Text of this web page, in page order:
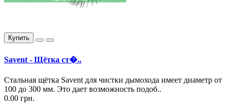
Купить
Savent - Щётка ст�..
Стальная щётка Savent для чистки дымохода имеет диаметр от
100 до 300 мм. Это дает возможность подоб..
0.00 грн.